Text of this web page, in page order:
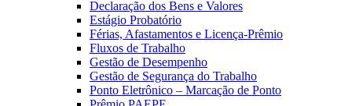
Declaração dos Bens e Valores
Estágio Probatório
Férias, Afastamentos e Licença-Prêmio
Fluxos de Trabalho
Gestão de Desempenho
Gestão de Segurança do Trabalho
Ponto Eletrônico – Marcação de Ponto